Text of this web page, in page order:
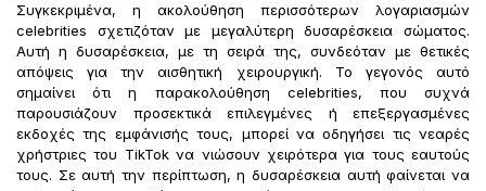
Συγκεκριμένα, η ακολούθηση περισσότερων λογαριασμών
celebrities σχετιζόταν με μεγαλύτερη δυσαρέσκεια σώματος.
Αυτή η δυσαρέσκεια, με τη σειρά της, συνδεόταν με θετικές
απόψεις για την αισθητική χειρουργική. Το γεγονός αυτό
σημαίνει ότι η παρακολούθηση celebrities, που συχνά
παρουσιάζουν προσεκτικά επιλεγμένες ή επεξεργασμένες
εκδοχές της εμφάνισής τους, μπορεί να οδηγήσει τις νεαρές
χρήστριες του TikTok να νιώσουν χειρότερα για τους εαυτούς
τους. Σε αυτή την περίπτωση, η δυσαρέσκεια αυτή φαίνεται να